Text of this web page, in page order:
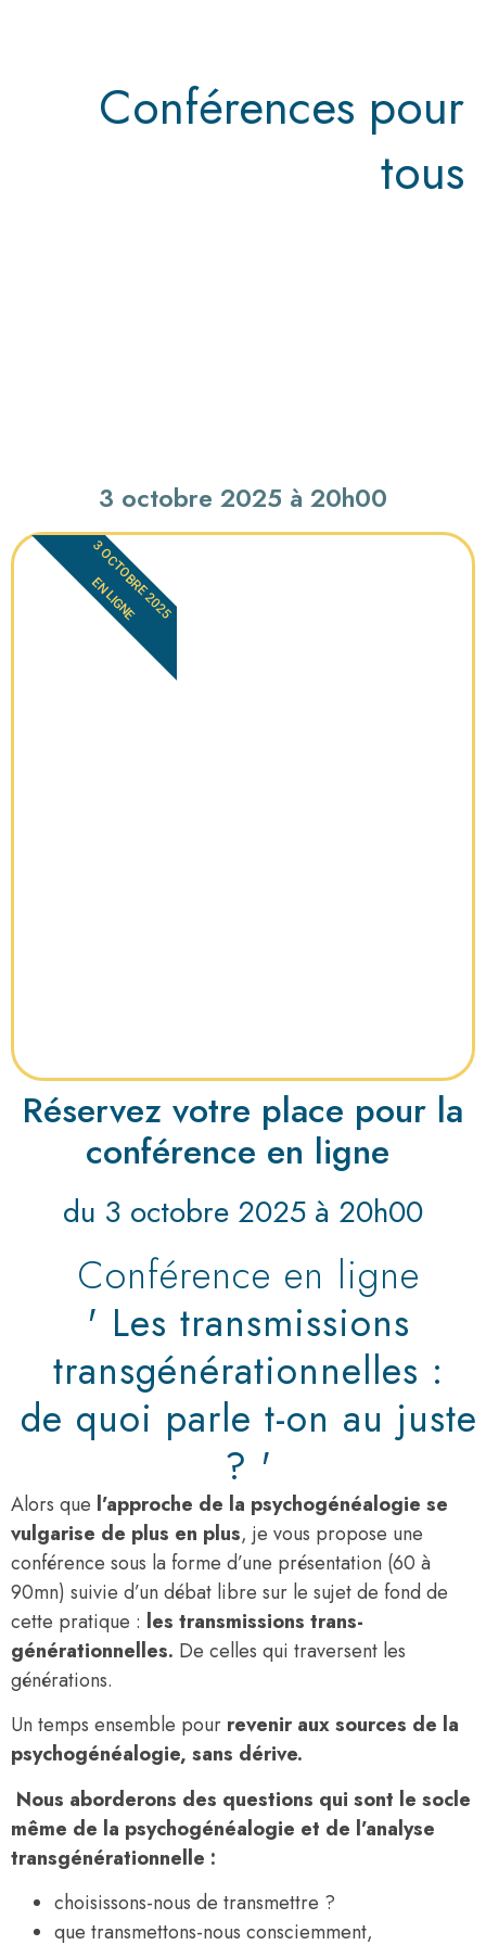
Conférences pour
tous
3 octobre 2025 à 20h00
3 OCTOBRE 2025
EN LIGNE
Réservez votre place pour la
conférence en ligne
du 3 octobre 2025 à 20h00
Conférence en ligne
' Les transmissions
transgénérationnelles :
de quoi parle t-on au juste
? '
Alors que l’approche de la psychogénéalogie se
vulgarise de plus en plus, je vous propose une
conférence sous la forme d’une présentation (60 à
90mn) suivie d’un débat libre sur le sujet de fond de
cette pratique : les transmissions trans-
générationnelles. De celles qui traversent les
générations.
Un temps ensemble pour revenir aux sources de la
psychogénéalogie, sans dérive.
Nous aborderons des questions qui sont le socle
même de la psychogénéalogie et de l’analyse
transgénérationnelle :
choisissons-nous de transmettre ?
que transmettons-nous consciemment,